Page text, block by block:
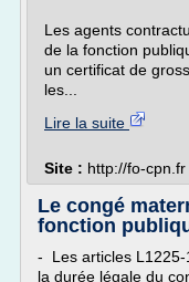
Les agents
de la fonction
un certificat de
les...
Lire la suite
Site : http://fo-cpn.fr
Le congé
fonction
- Les articles L1225-
la durée légale du